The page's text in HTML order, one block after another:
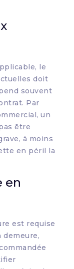
le
doit
souvent
Par
un
être
à moins
en péril la
en
est requise
demeure,